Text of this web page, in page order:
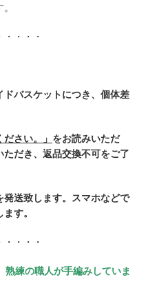
・・・
バスケットにつき、個体差
さい。」 をお読みいただ
だき、返品交換不可をご了
送致します。スマホなどで
す。
・・・
練の職人が手編みしていま